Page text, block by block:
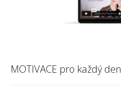
MOTIVACE pro každý den